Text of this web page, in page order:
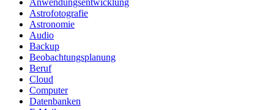
Anwendungsentwicklung
Astrofotografie
Astronomie
Audio
Backup
Beobachtungsplanung
Beruf
Cloud
Computer
Datenbanken